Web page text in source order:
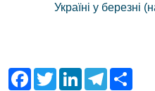
Україні у березні
F
T
L
T